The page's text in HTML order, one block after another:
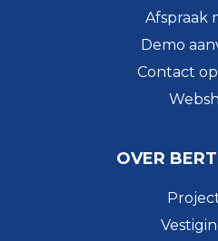
Afspraak
Demo
Contact
OVER